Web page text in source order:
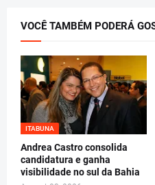
VOCÊ TAMBÉM PODERÁ
ITABUNA
Andrea Castro consolida
candidatura e ganha
visibilidade no sul da Bahia